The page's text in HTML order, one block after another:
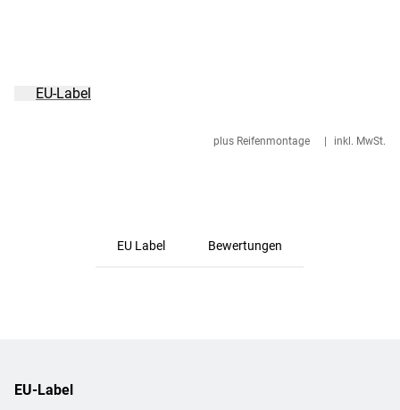
plus Reifenmontage inkl. MwSt.
EU-Label
EU Label Bewertungen
EU-Label